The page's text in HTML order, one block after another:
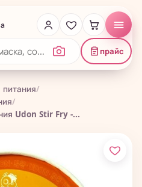
прайс
питания/
/
Udon Stir Fry -...